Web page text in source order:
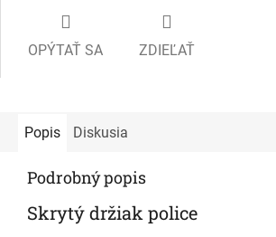
OPÝTAŤ SA ZDIEĽAŤ
Popis Diskusia
Podrobný popis
Skrytý držiak police